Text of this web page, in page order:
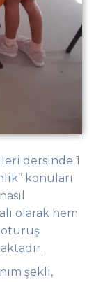
dersinde 1
konuları
olarak hem
oturuş
şekli,